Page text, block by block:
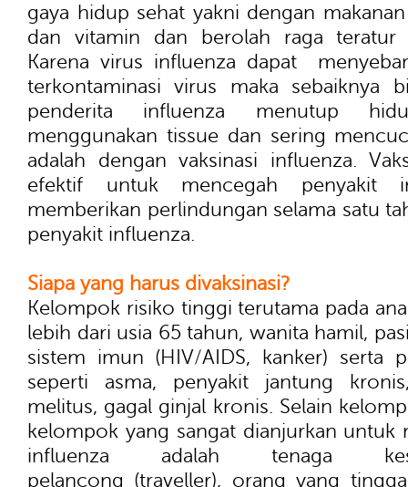
gaya hidup sehat yakni dengan
dan vitamin dan berolah raga teratur
Karena virus influenza dapat
terkontaminasi virus maka sebaiknya
penderita influenza menutup
menggunakan tissue dan sering
adalah dengan vaksinasi influenza.
efektif untuk mencegah penyakit
memberikan perlindungan selama satu
penyakit influenza.
Siapa yang harus divaksinasi?
Kelompok risiko tinggi terutama pada
lebih dari usia 65 tahun, wanita hamil,
sistem imun (HIV/AIDS, kanker) serta
seperti asma, penyakit jantung
melitus, gagal ginjal kronis. Selain
kelompok yang sangat dianjurkan untuk
influenza adalah tenaga
pelancong (traveller), orang yang